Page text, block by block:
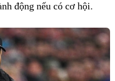
động nếu có cơ hội.